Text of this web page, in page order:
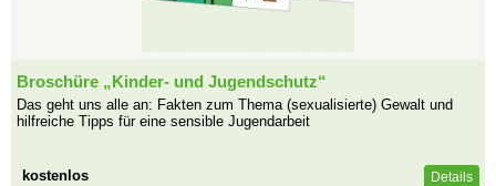
Broschüre „Kinder- und Jugendschutz“
Das geht uns alle an: Fakten zum Thema (sexualisierte) Gewalt und
hilfreiche Tipps für eine sensible Jugendarbeit
kostenlos Details